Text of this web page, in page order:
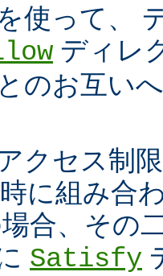
使って、
ディレ
のお互い
クセス制
に組み合
合、その
Satisfy